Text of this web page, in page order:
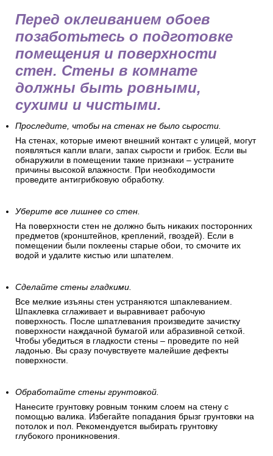
Перед оклеиванием обоев
позаботьтесь о подготовке
помещения и поверхности
стен. Стены в комнате
должны быть ровными,
сухими и чистыми.
Проследите, чтобы на стенах не было сырости.
На стенах, которые имеют внешний контакт с улицей, могут
появляться капли влаги, запах сырости и грибок. Если вы
обнаружили в помещении такие признаки – устраните
причины высокой влажности. При необходимости
проведите антигрибковую обработку.
Уберите все лишнее со стен.
На поверхности стен не должно быть никаких посторонних
предметов (кронштейнов, креплений, гвоздей). Если в
помещении были поклеены старые обои, то смочите их
водой и удалите кистью или шпателем.
Сделайте стены гладкими.
Все мелкие изъяны стен устраняются шпаклеванием.
Шпаклевка сглаживает и выравнивает рабочую
поверхность. После шпатлевания произведите зачистку
поверхности наждачной бумагой или абразивной сеткой.
Чтобы убедиться в гладкости стены – проведите по ней
ладонью. Вы сразу почувствуете малейшие дефекты
поверхности.
Обработайте стены грунтовкой.
Нанесите грунтовку ровным тонким слоем на стену с
помощью валика. Избегайте попадания брызг грунтовки на
потолок и пол. Рекомендуется выбирать грунтовку
глубокого проникновения.